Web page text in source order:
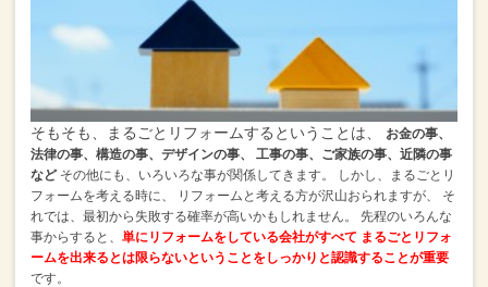
そもそも、まるごとリフォームするということは、
お金の事、
法律の事、構造の事、デザインの事、
工事の事、ご家族の事、近隣の事
など その他にも、いろいろな事が関係してきます。
しかし、まるごとリ
フォームを考える時に、
リフォームと考える方が沢山おられますが、
そ
れでは、最初から失敗する確率が高いかもしれません。
先程のいろんな
事からすると、 単にリフォームをしている会社がすべて まるごとリフォ
ームを出来るとは限らないということをしっかりと認識することが重要
です。